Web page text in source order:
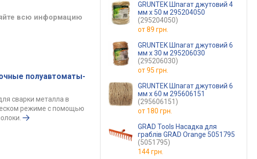
всю информацию
полуавтоматы-
сварки металла в
режиме с помощью
GRUNTEK Шпагат джутовий 4
мм х 50 м 295204050
(295204050)
от89 грн.
GRUNTEK Шпагат джутовий 6
мм х 30 м 295206030
(295206030)
от95 грн.
GRUNTEK Шпагат джутовий 6
мм х 60 м 295606151
(295606151)
от 180 грн.
GRAD Tools Насадка для
граблів GRAD Orange 5051795
(5051795)
144 грн.